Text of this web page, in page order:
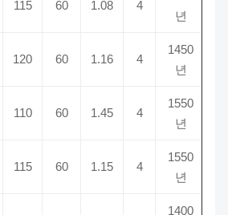
115 60 1.08 4
년
120 60 1.16 4
1450
년
110 60 1.45 4
1550
년
115 60 1.15 4
1550
년
1400